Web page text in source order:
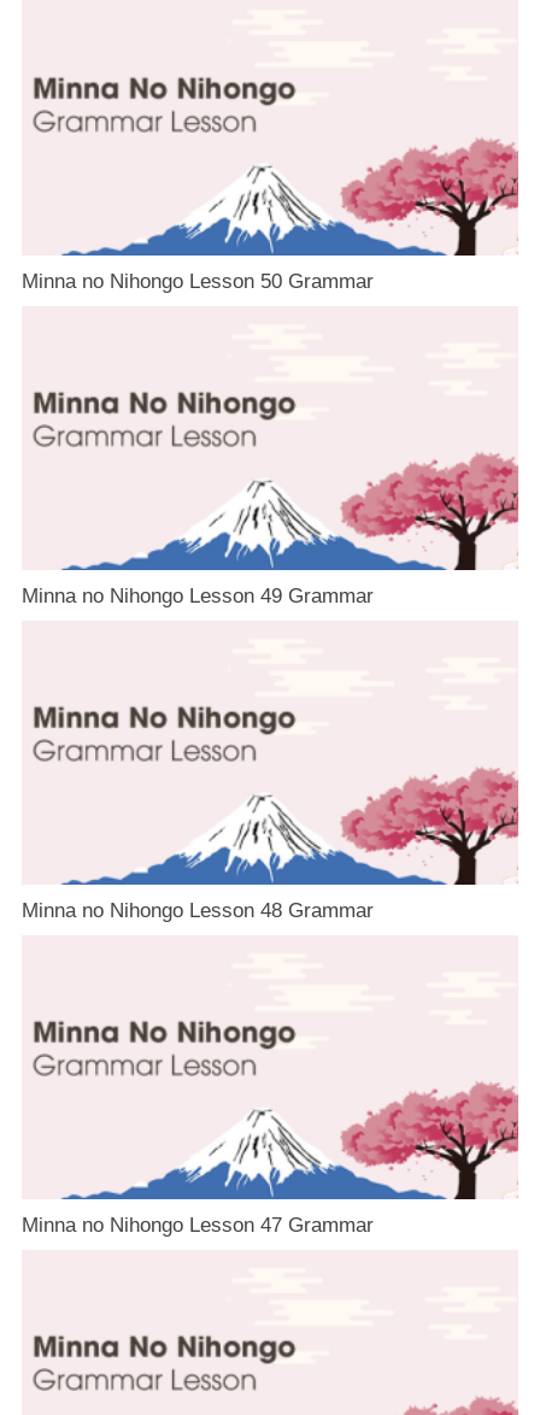
Minna no Nihongo Lesson 50 Grammar
Minna no Nihongo Lesson 49 Grammar
Minna no Nihongo Lesson 48 Grammar
Minna no Nihongo Lesson 47 Grammar